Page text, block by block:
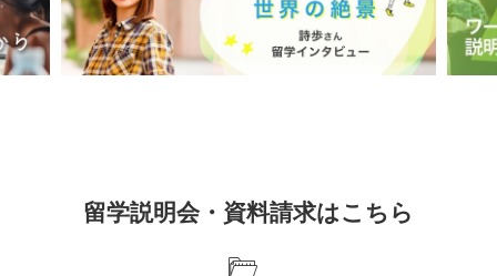
留学説明会・資料請求はこちら